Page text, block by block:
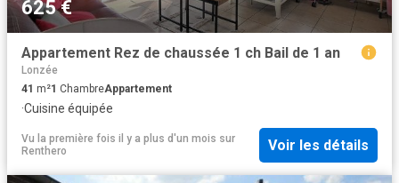
625 €
Appartement Rez de chaussée 1 ch Bail de 1 an
Lonzée
41 m²1 ChambreAppartement
·Cuisine équipée
Vu la première fois il y a plus d'un mois sur
Renthero
Voir les détails